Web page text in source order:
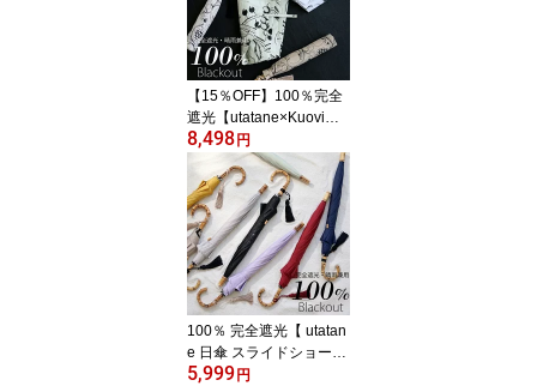
用 1級遮光 撥水 軽量｜た
たみやすい｜大判｜竹製
｜高見え [レディース メ
ンズ 子供 ユニセックス]2
026新作
【15％OFF】100％完全
遮光【utatane×Kuovi日
傘 折りたたみ トップレ
ス 2段 55cm｜オーチャ
ードバンブー タッセル
付】遮光率100％ UVカ
ット99.9%以上 遮熱 涼
しい 晴雨兼用 1級遮光 撥
水 軽量｜たたみやすい｜
大判｜竹製 高見え 北欧
フィンランド クオヴィ
[レディース]
8,498 円
100％ 完全遮光【 utatan
e 日傘 スライドショート
47cm | 無地 バンブー タ
5,999 円